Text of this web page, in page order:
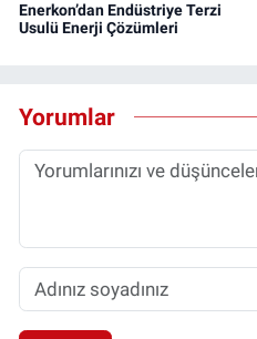
Enerkon’dan Endüstriye Terzi
Usulü Enerji Çözümleri
Yorumlar